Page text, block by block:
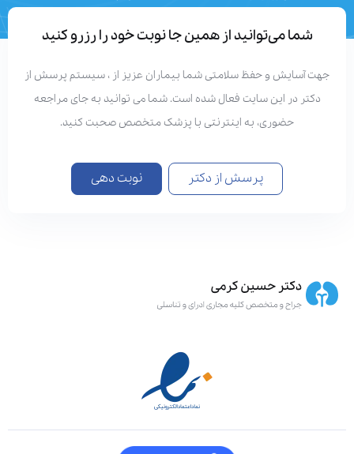
شما می‌توانید از همین جا نوبت خود را رزرو کنید
آسایش و حفظ سلامتی شما بیماران عزیز از ، سیستم پرسش از
دکتر در این سایت فعال شده است. شما می توانید به جای مراجعه
حضوری، به اینترنتی با پزشک متخصص صحبت کنید.
پرسش از دکتر نوبت دهی